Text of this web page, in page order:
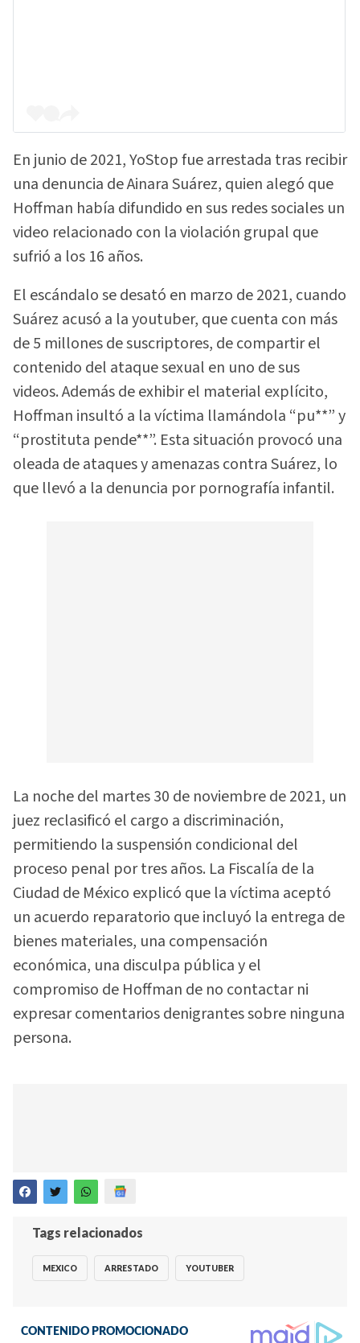
En junio de 2021, YoStop fue arrestada tras recibir
una denuncia de Ainara Suárez, quien alegó que
Hoffman había difundido en sus redes sociales un
video relacionado con la violación grupal que
sufrió a los 16 años.
El escándalo se desató en marzo de 2021, cuando
Suárez acusó a la youtuber, que cuenta con más
de 5 millones de suscriptores, de compartir el
contenido del ataque sexual en uno de sus
videos. Además de exhibir el material explícito,
Hoffman insultó a la víctima llamándola “pu**” y
“prostituta pende**”. Esta situación provocó una
oleada de ataques y amenazas contra Suárez, lo
que llevó a la denuncia por pornografía infantil.
La noche del martes 30 de noviembre de 2021, un
juez reclasificó el cargo a discriminación,
permitiendo la suspensión condicional del
proceso penal por tres años. La Fiscalía de la
Ciudad de México explicó que la víctima aceptó
un acuerdo reparatorio que incluyó la entrega de
bienes materiales, una compensación
económica, una disculpa pública y el
compromiso de Hoffman de no contactar ni
expresar comentarios denigrantes sobre ninguna
persona.
Tags relacionados
MEXICO ARRESTADO YOUTUBER